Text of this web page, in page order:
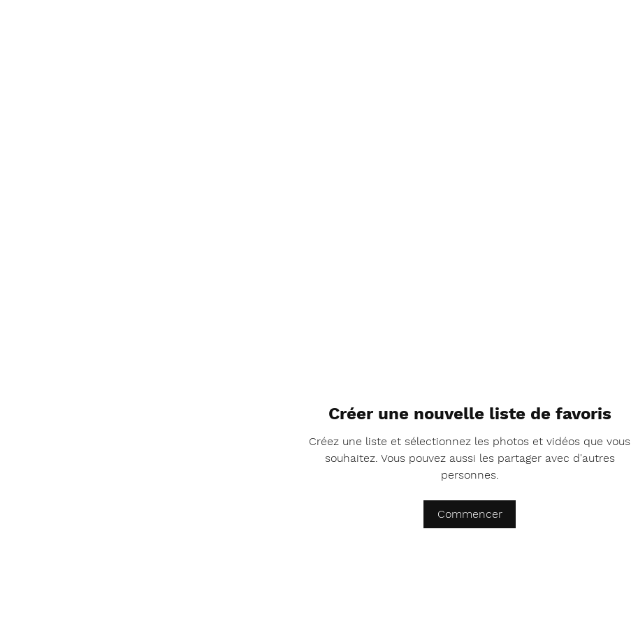
Créer une nouvelle liste de favoris
Créez une liste et sélectionnez les photos et vidéos que vous
souhaitez. Vous pouvez aussi les partager avec d'autres
personnes.
Commencer